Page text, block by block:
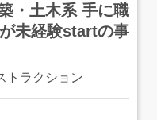
・土木系 手に職
未経験startの事
トラクション